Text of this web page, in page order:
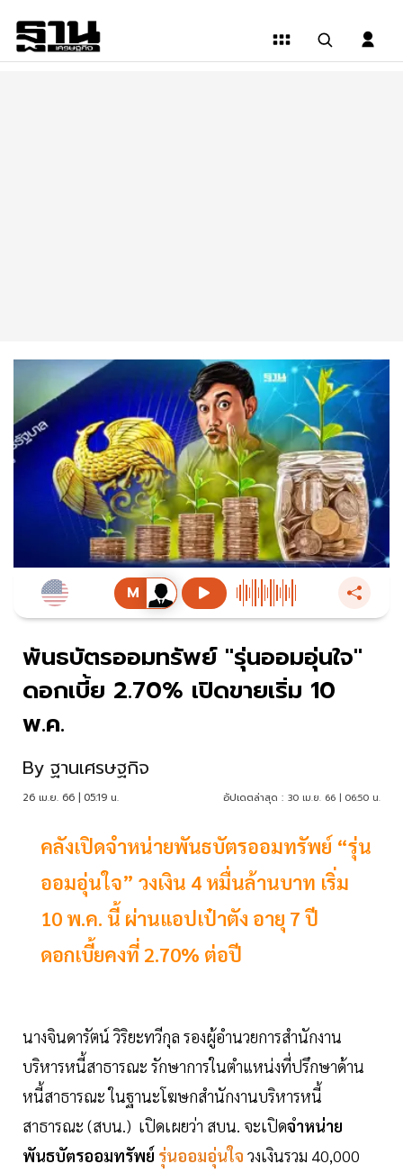
พันธบัตรออมทรัพย์ "รุ่นออมอุ่นใจ"
ดอกเบี้ย 2.70% เปิดขายเริ่ม 10
พ.ค.
By ฐานเศรษฐกิจ
26 เม.ย. 66 | 05:19 น. อัปเดตล่าสุด : 30 เม.ย. 66 | 06:50 น.
คลังเปิดจำหน่ายพันธบัตรออมทรัพย์ “รุ่น
ออมอุ่นใจ” วงเงิน 4 หมื่นล้านบาท เริ่ม
10 พ.ค. นี้ ผ่านแอปเป๋าตัง อายุ 7 ปี
ดอกเบี้ยคงที่ 2.70% ต่อปี
นางจินดารัตน์ วิริยะทวีกุล รองผู้อำนวยการสำนักงาน
บริหารหนี้สาธารณะ รักษาการในตำแหน่งที่ปรึกษาด้าน
หนี้สาธารณะ ในฐานะโฆษกสำนักงานบริหารหนี้
สาธารณะ (สบน.) เปิดเผยว่า สบน. จะเปิดจำหน่าย
พันธบัตรออมทรัพย์ รุ่นออมอุ่นใจ วงเงินรวม 40,000